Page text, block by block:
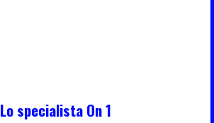
Lo specialista On 1